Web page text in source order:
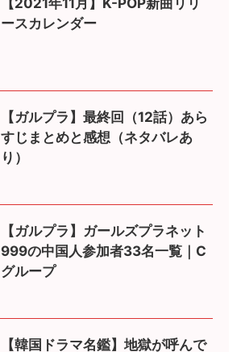
ースカレンダー
【ガルプラ】最終回（12話）あら
すじまとめと感想（ネタバレあ
り）
【ガルプラ】ガールズプラネット
999の中国人参加者33名一覧｜C
グループ
【韓国ドラマ名鑑】地獄が呼んで